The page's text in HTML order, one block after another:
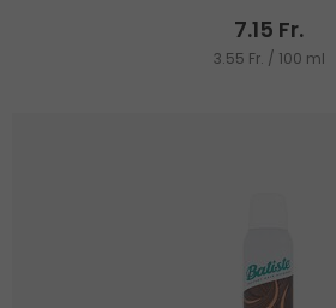
7.15 Fr.
3.55 Fr. / 100 ml